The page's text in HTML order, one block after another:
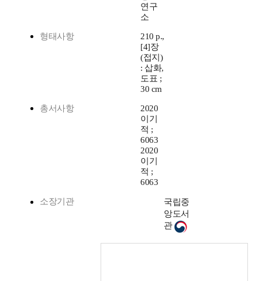
연구
소
형태사항
210 p.,
[4]장
(접지)
: 삽화,
도표 ;
30 cm
총서사항
2020
이기
적 ;
6063
2020
이기
적 ;
6063
소장기관
국립중
앙도서
관